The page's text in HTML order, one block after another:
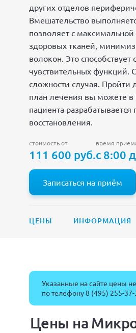
других отделов
Вмешательство
позволяет с
здоровых тканей,
волокон. Это
чувствительных функций.
сложности случая. Пройти
план лечения вы можете
пациента
восстановления.
стоимость от
111 600 руб.
время
с 8:00
Записаться на приём
ЦЕНЫ ИНФОРМАЦИЯ
Указанные на сайте цены
по телефону8 (495) 255-37-
Цены на